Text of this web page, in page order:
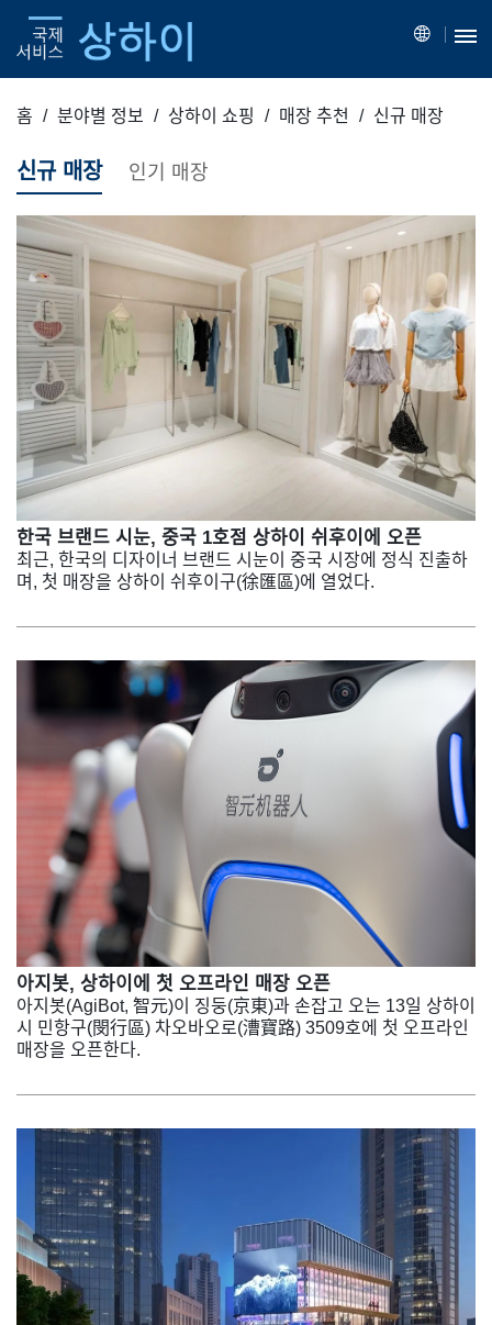
홈 분야별 정보 상하이 쇼핑 매장 추천 신규 매장
신규 매장 인기 매장
한국 브랜드 시눈, 중국 1호점 상하이 쉬후이에 오픈
최근, 한국의 디자이너 브랜드 시눈이 중국 시장에 정식 진출하
며, 첫 매장을 상하이 쉬후이구(徐匯區)에 열었다.
아지봇, 상하이에 첫 오프라인 매장 오픈
아지봇(AgiBot, 智元)이 징둥(京東)과 손잡고 오는 13일 상하이
시 민항구(閔行區) 차오바오로(漕寶路) 3509호에 첫 오프라인
매장을 오픈한다.